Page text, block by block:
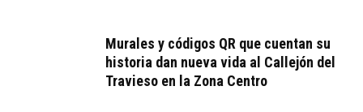
Murales y códigos QR que cuentan su
historia dan nueva vida al Callejón del
Travieso en la Zona Centro